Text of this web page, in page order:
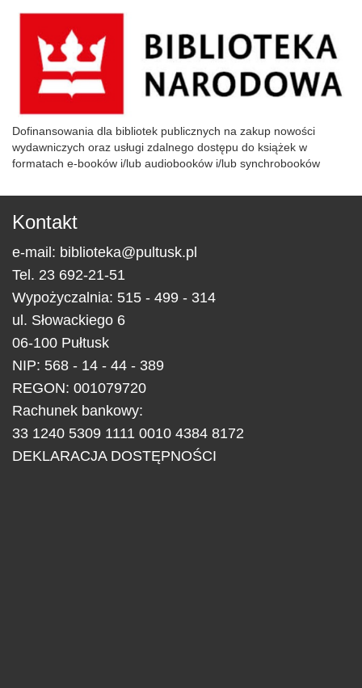
Dofinansowania dla bibliotek publicznych na zakup nowości
wydawniczych oraz usługi zdalnego dostępu do książek w
formatach e-booków i/lub audiobooków i/lub synchrobooków
Kontakt
e-mail: biblioteka@pultusk.pl
Tel. 23 692-21-51
Wypożyczalnia: 515 - 499 - 314
ul. Słowackiego 6
06-100 Pułtusk
NIP: 568 - 14 - 44 - 389
REGON: 001079720
Rachunek bankowy:
33 1240 5309 1111 0010 4384 8172
DEKLARACJA DOSTĘPNOŚCI